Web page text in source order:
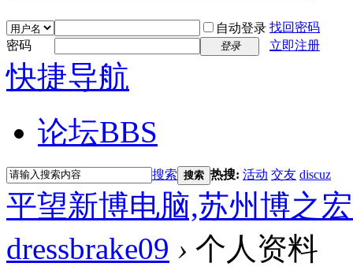
自动登录 找回密码
密码
登录 立即注册
快捷导航
论坛BBS
搜索 搜索 热搜: 活动 交友 discuz
平望新博电脑,苏州博之
dressbrake09 › 个人资料